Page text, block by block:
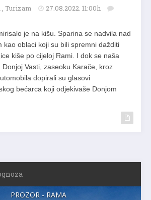
, Turizam 27.08.2022. 11:00h
je na kišu. Sparina se nadvila nad
kao oblaci koji su bili spremni dažditi
kiše po cijeloj Rami. I dok se naša
Vasti, zaseoku Karače, kroz
dopirali su glasovi
bećarca koji odjekivaše Donjom
PROZOR - RAMA